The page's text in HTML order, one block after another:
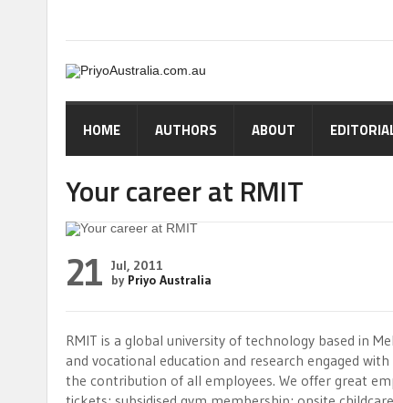
HOME AUTHORS ABOUT
Your career at RMIT
21 Jul, 2011
by Priyo Australia
RMIT is a global university of technology based in
and vocational education and research engaged
the contribution of all employees. We offer great